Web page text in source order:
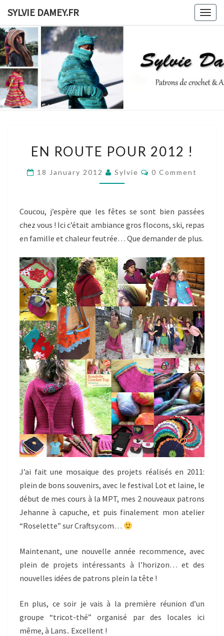
content
SYLVIE DAMEY.FR
SYLVIE
De
Crochet
Ateliers
ROUTE
2012
EN ROUTE POUR 2012 !
18 January 2012 Sylvie Comments
0 Comment
Coucou, j’espère que les fêtes se sont bien passées
chez vous ! Ici c’était ambiance gros flocons, ski, repas
en famille et chaleur feutrée… Que demander de plus.
J’ai fait une mosaique des projets réalisés en 2011:
plein de bons souvenirs, avec le festival Lot et laine, le
début de mes cours à la MPT, mes 2 nouveaux patrons
Jehanne à capuche, et puis finalement mon atelier
“Roselette” sur Craftsy.com…
Maintenant, une nouvelle année recommence, avec
plein de projets intéressants à l’horizon… et des
nouvelles idées de patrons plein la tête !
En plus, ce soir je vais à la première réunion d’un
groupe “tricot-thé” organisé par des locales ici
même, à Lans.. Excellent !